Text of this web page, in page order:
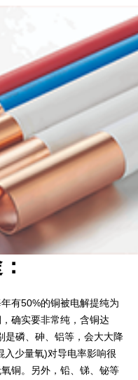
有50%的铜被电解提纯为
确实要非常纯，含铜达
是磷、砷、铝等，会大大降
入少量氧)对导电率影响很
铜。另外，铅、锑、铋等